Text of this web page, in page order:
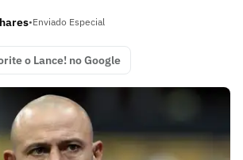
•Enviado Especial
o Lance! no Google